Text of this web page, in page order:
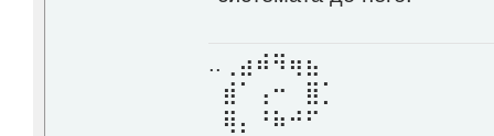
..⢀⣴⠾⠻⢶⣦⠀
⣾⠁⢠⠒⠀⣿⡁
⢿⡄⠘⠷⠚⠋